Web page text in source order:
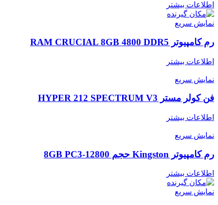
اطلاعات بیشتر
نمایش سریع
رم کامپیوتر RAM CRUCIAL 8GB 4800 DDR5
اطلاعات بیشتر
نمایش سریع
فن کولر مستر HYPER 212 SPECTRUM V3
اطلاعات بیشتر
نمایش سریع
رم کامپیوتر Kingston حجم 8GB PC3-12800
اطلاعات بیشتر
نمایش سریع